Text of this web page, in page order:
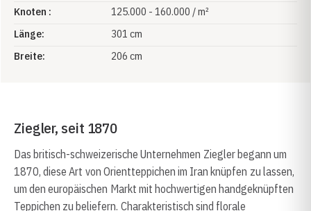
Knoten :
125.000 - 160.000 / m²
Länge:
301 cm
Breite:
206 cm
Ziegler, seit 1870
Das britisch-schweizerische Unternehmen Ziegler begann um
1870, diese Art von Orientteppichen im Iran knüpfen zu lassen,
um den europäischen Markt mit hochwertigen handgeknüpften
Teppichen zu beliefern. Charakteristisch sind florale